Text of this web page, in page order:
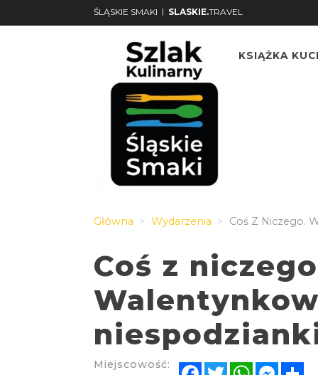
ŚLĄSKIE SMAKI | SLASKIE.TRAVEL
KSIĄŻKA
Główna Wydarzenia Coś Z Niczego.
Coś z
Miejscowość: FacebookTwitterWhatsApp